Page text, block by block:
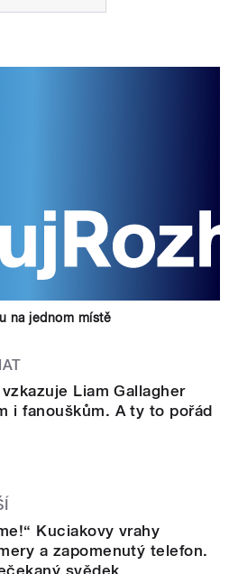
na jednom místě
Liam Gallagher
i fanouškům. A ty to pořád
Kuciakovy vrahy
a zapomenutý telefon.